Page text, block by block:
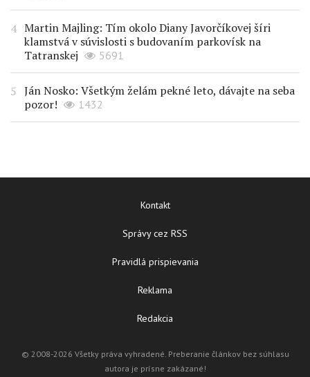
Martin Majling: Tím okolo Diany Javorčíkovej šíri
klamstvá v súvislosti s budovaním parkovísk na
Tatranskej
5691
Ján Nosko: Všetkým želám pekné leto, dávajte na seba
pozor!
1432
Kontakt
Správy cez RSS
Pravidlá prispievania
Reklama
Redakcia
© 2008-2026 Všetky práva vyhradené. Preberanie článkov bez súhlasu
autora je prísne zakázané!